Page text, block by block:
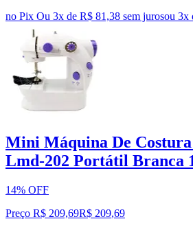
no Pix Ou 3x de R$ 81,38 sem jurosou 3x
Mini Máquina De
Lmd-202 Portátil Branca
14% OFF
Preço R$ 209,69R$ 209,69